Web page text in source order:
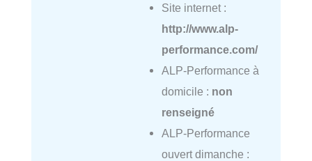
Site internet :
http://www.alp-
performance.com/
ALP-Performance à
domicile : non
renseigné
ALP-Performance
ouvert dimanche :